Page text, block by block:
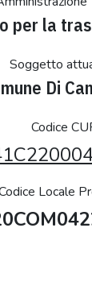
per la
Soggetto
Di
Codice
Locale